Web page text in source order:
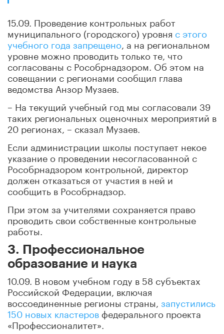
15.09. Проведение контрольных работ
муниципального (городского) уровня с этого
учебного года запрещено , а на региональном
уровне можно проводить только те, что
согласованы с Рособрнадзором. Об этом на
совещании с регионами сообщил глава
ведомства Анзор Музаев.
– На текущий учебный год мы согласовали 39
таких региональных оценочных мероприятий в
20 регионах, – сказал Музаев.
Если администрации школы поступает некое
указание о проведении несогласованной с
Рособрнадзором контрольной, директор
должен отказаться от участия в ней и
сообщить в Рособрнадзор.
При этом за учителями сохраняется право
проводить свои собственные контрольные
работы.
3. Профессиональное
образование и наука
10.09. В новом учебном году в 58 субъектах
Российской Федерации, включая
воссоединенные регионы страны, запустились
150 новых кластеровфедерального проекта
«Профессионалитет».